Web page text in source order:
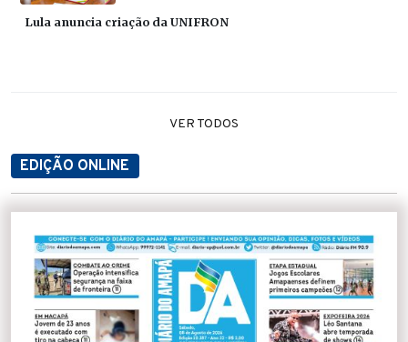
Lula anuncia criação da UNIFRON
VER TODOS
EDIÇÃO ONLINE